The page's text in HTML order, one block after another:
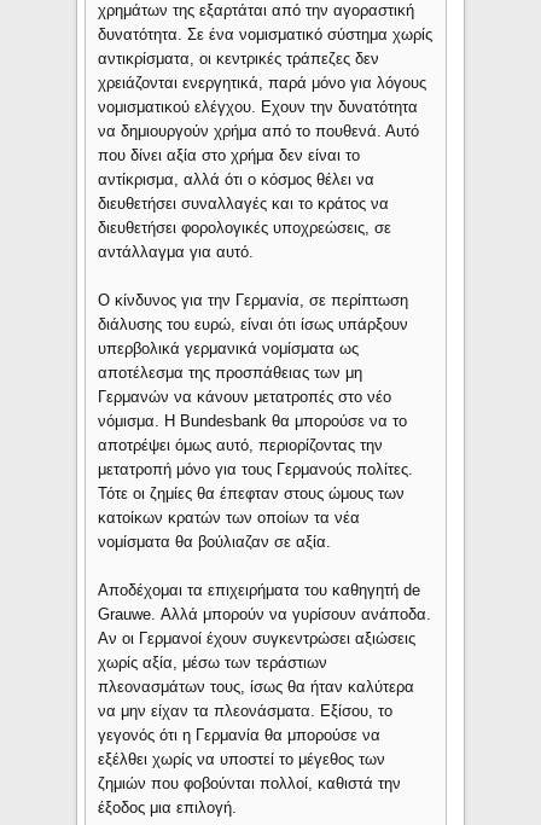
χρημάτων της εξαρτάται από την αγοραστική
δυνατότητα. Σε ένα νομισματικό σύστημα χωρίς
αντικρίσματα, οι κεντρικές τράπεζες δεν
χρειάζονται ενεργητικά, παρά μόνο για λόγους
νομισματικού ελέγχου. Εχουν την δυνατότητα
να δημιουργούν χρήμα από το πουθενά. Αυτό
που δίνει αξία στο χρήμα δεν είναι το
αντίκρισμα, αλλά ότι ο κόσμος θέλει να
διευθετήσει συναλλαγές και το κράτος να
διευθετήσει φορολογικές υποχρεώσεις, σε
αντάλλαγμα για αυτό.
Ο κίνδυνος για την Γερμανία, σε περίπτωση
διάλυσης του ευρώ, είναι ότι ίσως υπάρξουν
υπερβολικά γερμανικά νομίσματα ως
αποτέλεσμα της προσπάθειας των μη
Γερμανών να κάνουν μετατροπές στο νέο
νόμισμα. Η Bundesbank θα μπορούσε να το
αποτρέψει όμως αυτό, περιορίζοντας την
μετατροπή μόνο για τους Γερμανούς πολίτες.
Τότε οι ζημίες θα έπεφταν στους ώμους των
κατοίκων κρατών των οποίων τα νέα
νομίσματα θα βούλιαζαν σε αξία.
Αποδέχομαι τα επιχειρήματα του καθηγητή de
Grauwe. Αλλά μπορούν να γυρίσουν ανάποδα.
Αν οι Γερμανοί έχουν συγκεντρώσει αξιώσεις
χωρίς αξία, μέσω των τεράστιων
πλεονασμάτων τους, ίσως θα ήταν καλύτερα
να μην είχαν τα πλεονάσματα. Εξίσου, το
γεγονός ότι η Γερμανία θα μπορούσε να
εξέλθει χωρίς να υποστεί το μέγεθος των
ζημιών που φοβούνται πολλοί, καθιστά την
έξοδος μια επιλογή.